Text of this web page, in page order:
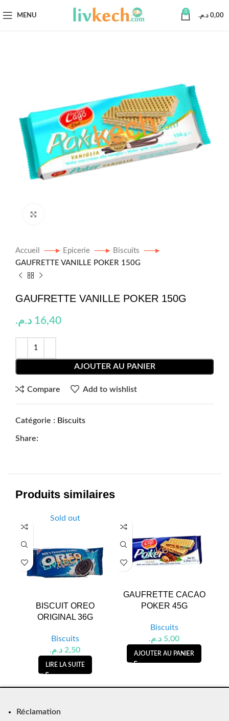
MENU
0
0,00 د.م.
Accueil Epicerie
Biscuits
GAUFRETTE VANILLE POKER 150G
GAUFRETTE VANILLE POKER 150G
16,40 د.م.
AJOUTER AU PANIER
Compare Add to wishlist
Catégorie : Biscuits
Share:
Produits similaires
Sold out
BISCUIT OREO
ORIGINAL 36G
Biscuits
2,50 د.م.
LIRE LA SUITE
GAUFRETTE CACAO
POKER 45G
Biscuits
5,00 د.م.
AJOUTER AU PANIER
Réclamation